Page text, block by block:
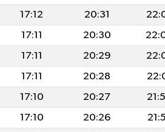
17:12 20:31
17:11 20:30
17:11 20:29
17:11 20:28
17:10 20:27
17:10 20:26